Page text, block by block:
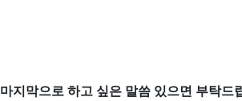
마지막으로 하고 싶은 말씀 있으면 부탁드